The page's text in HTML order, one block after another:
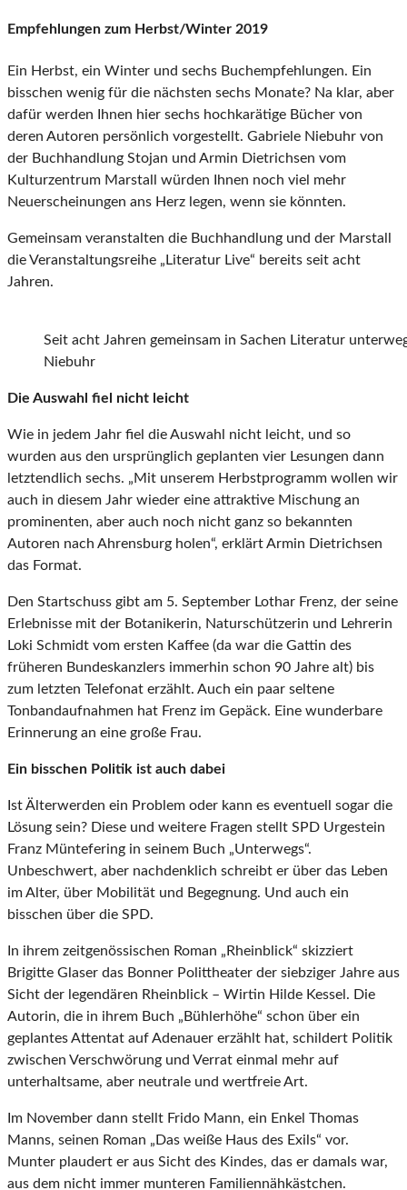
Empfehlungen zum Herbst/Winter 2019
Ein Herbst, ein Winter und sechs Buchempfehlungen. Ein
bisschen wenig für die nächsten sechs Monate? Na klar, aber
dafür werden Ihnen hier sechs hochkarätige Bücher von
deren Autoren persönlich vorgestellt. Gabriele Niebuhr von
der Buchhandlung Stojan und Armin Dietrichsen vom
Kulturzentrum Marstall würden Ihnen noch viel mehr
Neuerscheinungen ans Herz legen, wenn sie könnten.
Gemeinsam veranstalten die Buchhandlung und der Marstall
die Veranstaltungsreihe „Literatur Live“ bereits seit acht
Jahren.
Seit acht Jahren gemeinsam in Sachen Literatur
Niebuhr
Die Auswahl fiel nicht leicht
Wie in jedem Jahr fiel die Auswahl nicht leicht, und so
wurden aus den ursprünglich geplanten vier Lesungen dann
letztendlich sechs. „Mit unserem Herbstprogramm wollen wir
auch in diesem Jahr wieder eine attraktive Mischung an
prominenten, aber auch noch nicht ganz so bekannten
Autoren nach Ahrensburg holen“, erklärt Armin Dietrichsen
das Format.
Den Startschuss gibt am 5. September Lothar Frenz, der seine
Erlebnisse mit der Botanikerin, Naturschützerin und Lehrerin
Loki Schmidt vom ersten Kaffee (da war die Gattin des
früheren Bundeskanzlers immerhin schon 90 Jahre alt) bis
zum letzten Telefonat erzählt. Auch ein paar seltene
Tonbandaufnahmen hat Frenz im Gepäck. Eine wunderbare
Erinnerung an eine große Frau.
Ein bisschen Politik ist auch dabei
Ist Älterwerden ein Problem oder kann es eventuell sogar die
Lösung sein? Diese und weitere Fragen stellt SPD Urgestein
Franz Müntefering in seinem Buch „Unterwegs“.
Unbeschwert, aber nachdenklich schreibt er über das Leben
im Alter, über Mobilität und Begegnung. Und auch ein
bisschen über die SPD.
In ihrem zeitgenössischen Roman „Rheinblick“ skizziert
Brigitte Glaser das Bonner Polittheater der siebziger Jahre aus
Sicht der legendären Rheinblick – Wirtin Hilde Kessel. Die
Autorin, die in ihrem Buch „Bühlerhöhe“ schon über ein
geplantes Attentat auf Adenauer erzählt hat, schildert Politik
zwischen Verschwörung und Verrat einmal mehr auf
unterhaltsame, aber neutrale und wertfreie Art.
Im November dann stellt Frido Mann, ein Enkel Thomas
Manns, seinen Roman „Das weiße Haus des Exils“ vor.
Munter plaudert er aus Sicht des Kindes, das er damals war,
aus dem nicht immer munteren Familiennähkästchen.